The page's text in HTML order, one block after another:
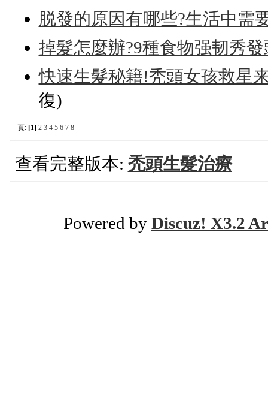
脱發的原因有哪些?生活中需
掉髮怎麼辦?9種食物强韧秀
快速生髮秘籍!秃頭女孩救星
復)
頁: [1] 2 3 4 5 6 7 8
查看完整版本: 禿頭生髮治療
Powered by Discuz! X3.2